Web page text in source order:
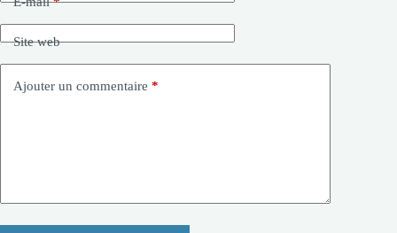
Site web
Ajouter un commentaire *